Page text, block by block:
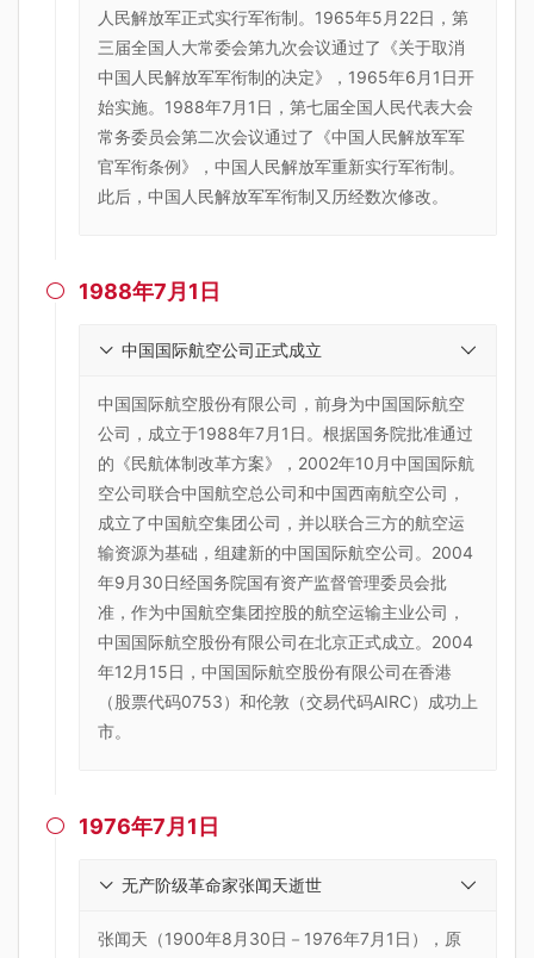
人民解放军正式实行军衔制。1965年5月22日，第
三届全国人大常委会第九次会议通过了《关于取消
中国人民解放军军衔制的决定》，1965年6月1日开
始实施。1988年7月1日，第七届全国人民代表大会
常务委员会第二次会议通过了《中国人民解放军军
官军衔条例》，中国人民解放军重新实行军衔制。
此后，中国人民解放军军衔制又历经数次修改。
 1988年7月1日
中国国际航空公司正式成立
中国国际航空股份有限公司，前身为中国国际航空
公司，成立于1988年7月1日。根据国务院批准通过
的《民航体制改革方案》，2002年10月中国国际航
空公司联合中国航空总公司和中国西南航空公司，
成立了中国航空集团公司，并以联合三方的航空运
输资源为基础，组建新的中国国际航空公司。2004
年9月30日经国务院国有资产监督管理委员会批
准，作为中国航空集团控股的航空运输主业公司，
中国国际航空股份有限公司在北京正式成立。2004
年12月15日，中国国际航空股份有限公司在香港
（股票代码0753）和伦敦（交易代码AIRC）成功上
市。
 1976年7月1日
无产阶级革命家张闻天逝世
张闻天（1900年8月30日－1976年7月1日），原